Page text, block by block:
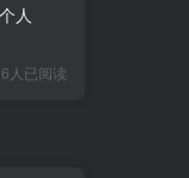
人
人已阅读